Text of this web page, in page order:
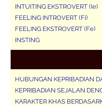
INTUITING EKSTROVERT (Ie)
FEELING INTROVERT (Fi)
FEELING EKSTROVERT (Fe)
INSTING
HUBUNGAN KEPRIBADIAN
KEPRIBADIAN SEJALAN
KARAKTER KHAS